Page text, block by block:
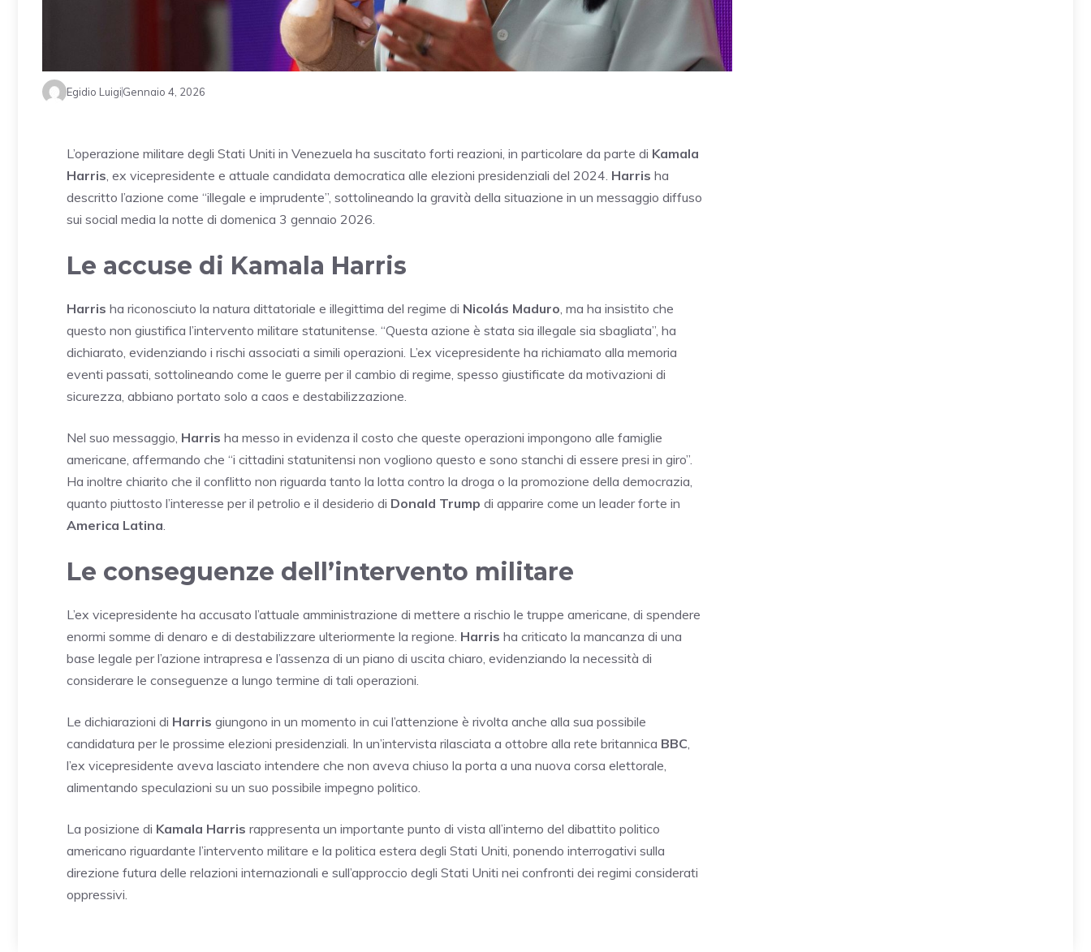
Egidio LuigiGennaio 4, 2026
L’operazione militare degli Stati Uniti in Venezuela ha suscitato forti reazioni, in particolare da parte di Kamala
Harris, ex vicepresidente e attuale candidata democratica alle elezioni presidenziali del 2024. Harris ha
descritto l’azione come “illegale e imprudente”, sottolineando la gravità della situazione in un messaggio diffuso
sui social media la notte di domenica 3 gennaio 2026.
Le accuse di Kamala Harris
Harris ha riconosciuto la natura dittatoriale e illegittima del regime di Nicolás Maduro, ma ha insistito che
questo non giustifica l’intervento militare statunitense. “Questa azione è stata sia illegale sia sbagliata”, ha
dichiarato, evidenziando i rischi associati a simili operazioni. L’ex vicepresidente ha richiamato alla memoria
eventi passati, sottolineando come le guerre per il cambio di regime, spesso giustificate da motivazioni di
sicurezza, abbiano portato solo a caos e destabilizzazione.
Nel suo messaggio, Harris ha messo in evidenza il costo che queste operazioni impongono alle famiglie
americane, affermando che “i cittadini statunitensi non vogliono questo e sono stanchi di essere presi in giro”.
Ha inoltre chiarito che il conflitto non riguarda tanto la lotta contro la droga o la promozione della democrazia,
quanto piuttosto l’interesse per il petrolio e il desiderio di Donald Trump di apparire come un leader forte in
America Latina.
Le conseguenze dell’intervento militare
L’ex vicepresidente ha accusato l’attuale amministrazione di mettere a rischio le truppe americane, di spendere
enormi somme di denaro e di destabilizzare ulteriormente la regione. Harris ha criticato la mancanza di una
base legale per l’azione intrapresa e l’assenza di un piano di uscita chiaro, evidenziando la necessità di
considerare le conseguenze a lungo termine di tali operazioni.
Le dichiarazioni di Harris giungono in un momento in cui l’attenzione è rivolta anche alla sua possibile
candidatura per le prossime elezioni presidenziali. In un’intervista rilasciata a ottobre alla rete britannica BBC,
l’ex vicepresidente aveva lasciato intendere che non aveva chiuso la porta a una nuova corsa elettorale,
alimentando speculazioni su un suo possibile impegno politico.
La posizione di Kamala Harris rappresenta un importante punto di vista all’interno del dibattito politico
americano riguardante l’intervento militare e la politica estera degli Stati Uniti, ponendo interrogativi sulla
direzione futura delle relazioni internazionali e sull’approccio degli Stati Uniti nei confronti dei regimi considerati
oppressivi.